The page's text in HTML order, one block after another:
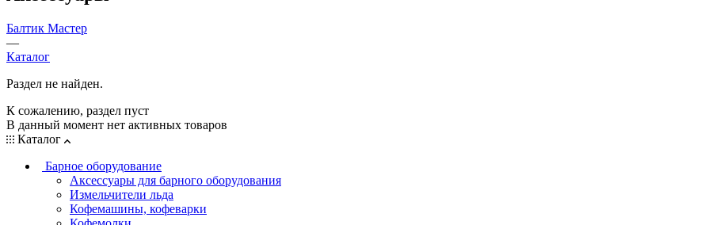
Балтик Мастер
—
Каталог
Раздел не найден.
К сожалению, раздел пуст
В данный момент нет активных товаров
Каталог
Барное оборудование
Аксессуары для барного оборудования
Измельчители льда
Кофемашины, кофеварки